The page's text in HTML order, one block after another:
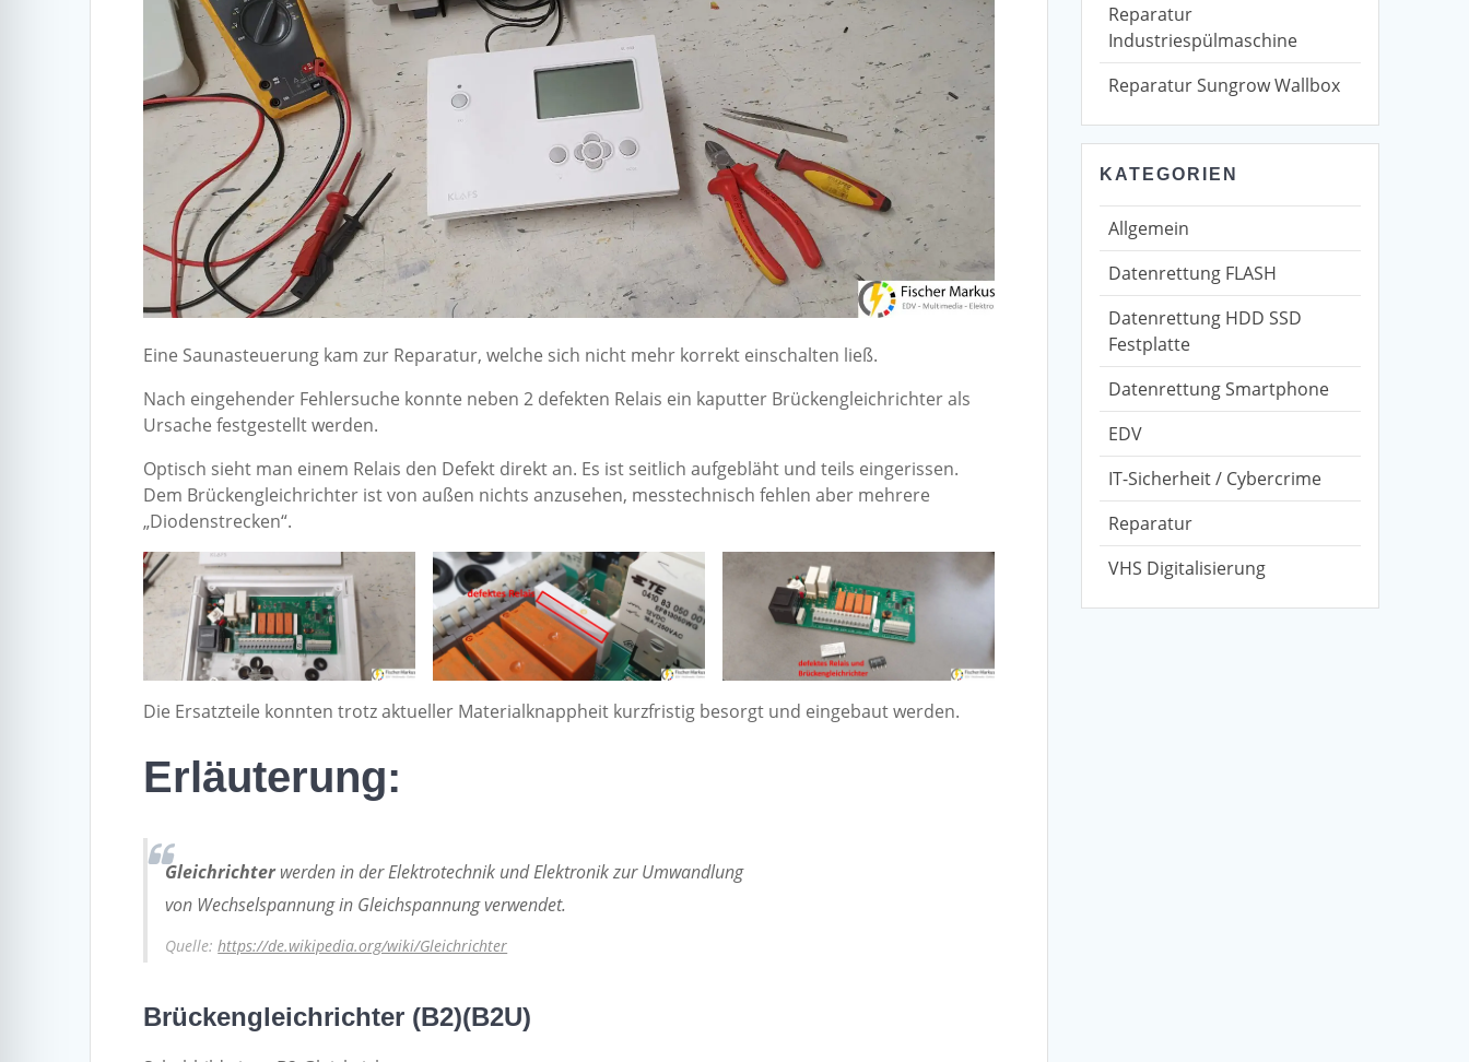
Eine Saunasteuerung kam zur Reparatur, welche sich nicht mehr korrekt einschalten ließ.
Nach eingehender Fehlersuche konnte neben 2 defekten Relais ein kaputter Brückengleichrichter als
Ursache festgestellt werden.
Optisch sieht man einem Relais den Defekt direkt an. Es ist seitlich aufgebläht und teils eingerissen.
Dem Brückengleichrichter ist von außen nichts anzusehen, messtechnisch fehlen aber mehrere
„Diodenstrecken“.
Die Ersatzteile konnten trotz aktueller Materialknappheit kurzfristig besorgt und eingebaut werden.
Erläuterung:
Gleichrichterwerden in der Elektrotechnik und Elektronik zur Umwandlung
von Wechselspannung in Gleichspannung verwendet.
Quelle:https://de.wikipedia.org/wiki/Gleichrichter
Brückengleichrichter (B2)(B2U)
Reparatur
Industriespülmaschine
Reparatur Sungrow Wallbox
KATEGORIEN
Allgemein
Datenrettung FLASH
Datenrettung HDD SSD
Festplatte
Datenrettung Smartphone
EDV
IT-Sicherheit / Cybercrime
Reparatur
VHS Digitalisierung